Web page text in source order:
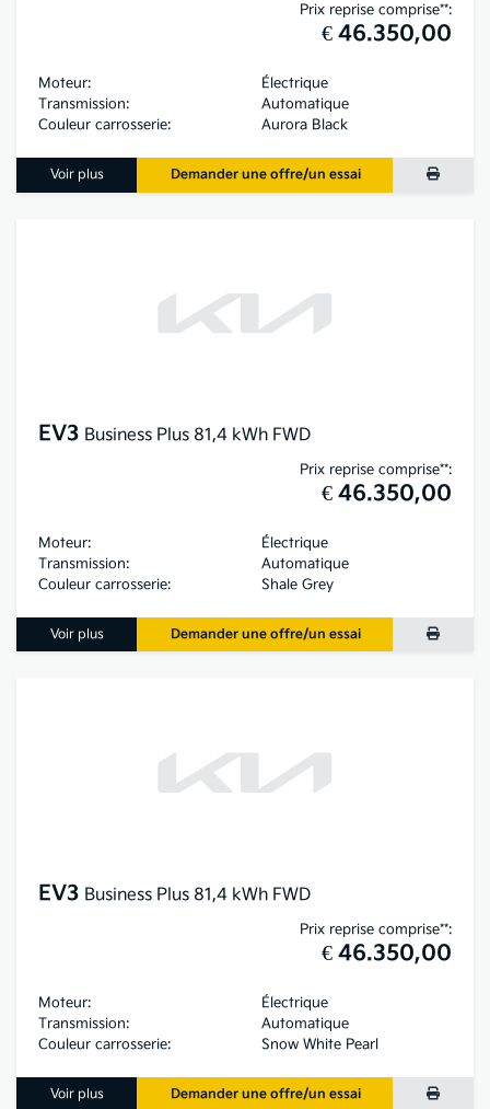
Prix reprise comprise**:
€ 46.350,00
Moteur:
Électrique
Transmission:
Automatique
Couleur carrosserie:
Aurora Black
Voir plus Demander une offre/un essai
EV3 Business Plus 81,4 kWh FWD
Prix reprise comprise**:
€ 46.350,00
Moteur:
Électrique
Transmission:
Automatique
Couleur carrosserie:
Shale Grey
Voir plus Demander une offre/un essai
EV3 Business Plus 81,4 kWh FWD
Prix reprise comprise**:
€ 46.350,00
Moteur:
Électrique
Transmission:
Automatique
Couleur carrosserie:
Snow White Pearl
Voir plus Demander une offre/un essai